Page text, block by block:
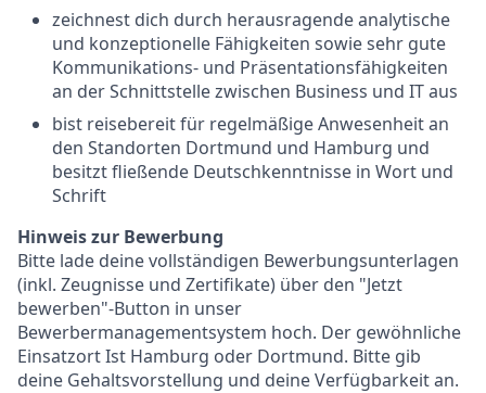
zeichnest dich durch herausragende analytische
und konzeptionelle Fähigkeiten sowie sehr gute
Kommunikations- und Präsentationsfähigkeiten
an der Schnittstelle zwischen Business und IT aus
bist reisebereit für regelmäßige Anwesenheit an
den Standorten Dortmund und Hamburg und
besitzt fließende Deutschkenntnisse in Wort und
Schrift
Hinweis zur Bewerbung
Bitte lade deine vollständigen Bewerbungsunterlagen
(inkl. Zeugnisse und Zertifikate) über den "Jetzt
bewerben"-Button in unser
Bewerbermanagementsystem hoch. Der gewöhnliche
Einsatzort Ist Hamburg oder Dortmund. Bitte gib
deine Gehaltsvorstellung und deine Verfügbarkeit an.